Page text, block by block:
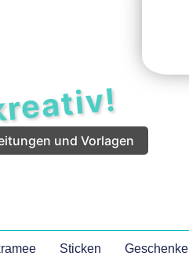
und Vorlagen
Sticken Geschenke